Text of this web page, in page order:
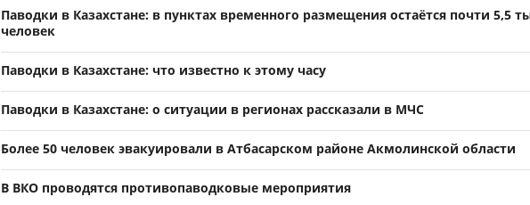
Паводки в Казахстане: в пунктах временного размещения остаётся почти 5,5
человек
Паводки в Казахстане: что известно к этому часу
Паводки в Казахстане: о ситуации в регионах рассказали в МЧС
Более 50 человек эвакуировали в Атбасарском районе Акмолинской области
В ВКО проводятся противопаводковые мероприятия